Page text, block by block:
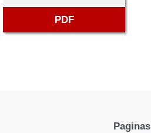
PDF
Paginas